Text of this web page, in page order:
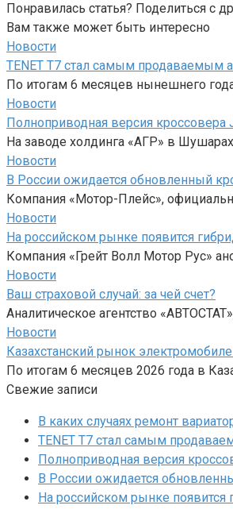
Понравилась статья? Поделиться с
Вам также может быть интересно
Новости
TENET T7 стал самым продаваемым
По итогам 6 месяцев нынешнего
Новости
Полноприводная версия кроссовера
На заводе холдинга «АГР» в
Новости
В России ожидается обновленный
Компания «Мотор-Плейс»,
Новости
На российском рынке появится
Компания «Грейт Волл Мотор Рус»
Новости
Ваш страховой случай: за чей счет?
Аналитическое агентство
Новости
Казахстанский рынок
По итогам 6 месяцев 2026 года в
Свежие записи
В каких случаях ремонт
TENET T7 стал самым
Полноприводная версия
В России ожидается
На российском рынке появится